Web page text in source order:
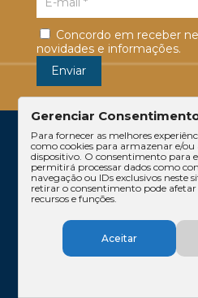
Concordo em receber
novidades e informações.
Escritório
Equipe
Contato
Gerenciar
Para fornecer as melhores
como cookies para armazenar e/ou
dispositivo. O consentimento para
permitirá processar dados como
navegação ou IDs exclusivos neste
retirar o consentimento pode
recursos e funções.
Aceitar